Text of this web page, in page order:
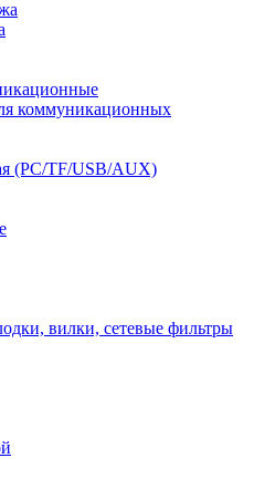
коммуникационных
(PC/TF/USB/AUX)
вилки, сетевые фильтры